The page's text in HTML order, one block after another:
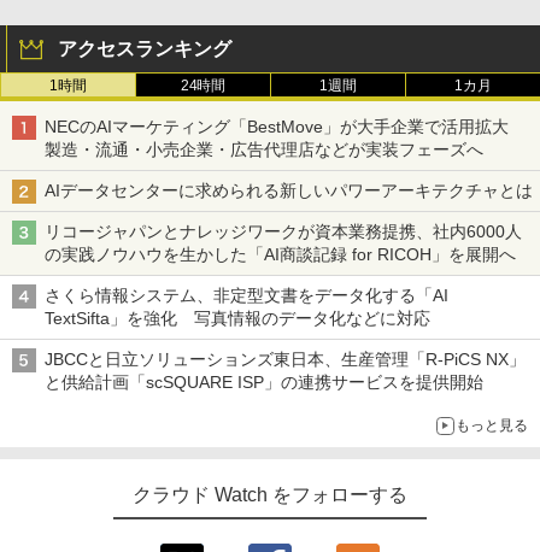
アクセスランキング
1時間 24時間 1週間 1カ月
NECのAIマーケティング「BestMove」が大手企業で活用拡大
製造・流通・小売企業・広告代理店などが実装フェーズへ
AIデータセンターに求められる新しいパワーアーキテクチャとは
リコージャパンとナレッジワークが資本業務提携、社内6000人
の実践ノウハウを生かした「AI商談記録 for RICOH」を展開へ
さくら情報システム、非定型文書をデータ化する「AI
TextSifta」を強化 写真情報のデータ化などに対応
JBCCと日立ソリューションズ東日本、生産管理「R-PiCS NX」
と供給計画「scSQUARE ISP」の連携サービスを提供開始
もっと見る
クラウド Watch をフォローする